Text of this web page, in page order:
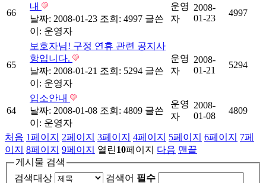
66
내
날짜: 2008-01-23 조회: 4997 글쓴
이: 운영자
운영
자
2008-
01-23
4997
65
보호자님! 구정 연휴 관련 공지사
항입니다.
날짜: 2008-01-21 조회: 5294 글쓴
이: 운영자
운영
자
2008-
01-21
5294
64
입소안내
날짜: 2008-01-08 조회: 4809 글쓴
이: 운영자
운영
자
2008-
01-08
4809
처음 1페이지 2페이지 3페이지 4페이지 5페이지 6페이지 7페
이지 8페이지 9페이지 열린10페이지 다음 맨끝
게시물 검색
검색대상
검색어 필수